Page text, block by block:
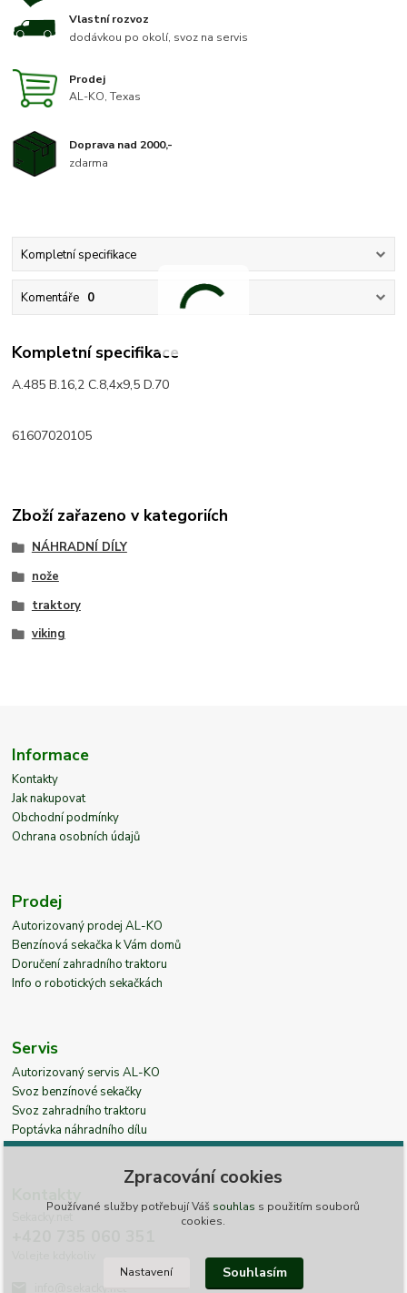
Vlastní rozvoz
dodávkou po okolí, svoz na servis
Prodej
AL-KO, Texas
Doprava nad 2000,-
zdarma
Kompletní specifikace
Komentáře 0
Kompletní specifikace
A.485 B.16,2 C.8,4x9,5 D.70
61607020105
Zboží zařazeno v kategoriích
NÁHRADNÍ DÍLY
nože
traktory
viking
Informace
Kontakty
Jak nakupovat
Obchodní podmínky
Ochrana osobních údajů
Prodej
Autorizovaný prodej AL-KO
Benzínová sekačka k Vám domů
Doručení zahradního traktoru
Info o robotických sekačkách
Servis
Autorizovaný servis AL-KO
Svoz benzínové sekačky
Svoz zahradního traktoru
Poptávka náhradního dílu
info@sekacky.net
Zpracování cookies
Používané služby potřebují Váš souhlas s použitím souborů
cookies.
Nastavení Souhlasím